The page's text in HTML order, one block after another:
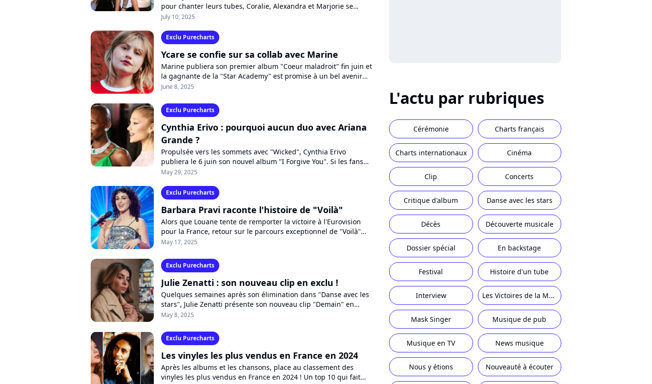
pour chanter leurs tubes, Coralie, Alexandra et Marjorie se
confient en exclusivité à Purecharts...
July 10, 2025
Exclu Purecharts
Ycare se confie sur sa collab avec Marine
Marine publiera son premier album "Coeur maladroit" fin juin et
la gagnante de la "Star Academy" est promise à un bel avenir
selon le chanteur Ycare,...
June 8, 2025
Exclu Purecharts
Cynthia Erivo : pourquoi aucun duo avec Ariana
Grande ?
Propulsée vers les sommets avec "Wicked", Cynthia Erivo
publiera le 6 juin son nouvel album "I Forgive You". Si les fans
espéraient y retrouver un duo...
May 29, 2025
Exclu Purecharts
Barbara Pravi raconte l'histoire de "Voilà"
Alors que Louane tente de remporter la victoire à l'Eurovision
pour la France, retour sur le parcours exceptionnel de "Voilà"
durant l'édition 2021 du...
May 17, 2025
Exclu Purecharts
Julie Zenatti : son nouveau clip en exclu !
Quelques semaines après son élimination dans "Danse avec les
stars", Julie Zenatti présente son nouveau clip "Demain" en
exclusivité sur Purecharts, premier...
May 8, 2025
Exclu Purecharts
Les vinyles les plus vendus en France en 2024
Après les albums et les chansons, place au classement des
vinyles les plus vendus en France en 2024 ! Un top 10 qui fait
L'actu par rubriques
Cérémonie Charts français
Charts internationaux Cinéma
Clip Concerts
Critique d'album Danse avec les stars
Décès Découverte musicale
Dossier spécial En backstage
Festival Histoire d'un tube
Interview Les Victoires de la Musique
Mask Singer Musique de pub
Musique en TV News musique
Nous y étions Nouveauté à écouter